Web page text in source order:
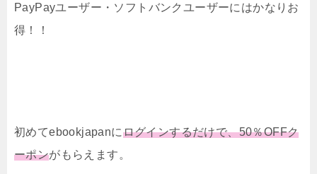
PayPayユーザー・ソフトバンクユーザーにはかなりお
得！！
初めてebookjapanにログインするだけで、50％OFFク
ーポンがもらえます。